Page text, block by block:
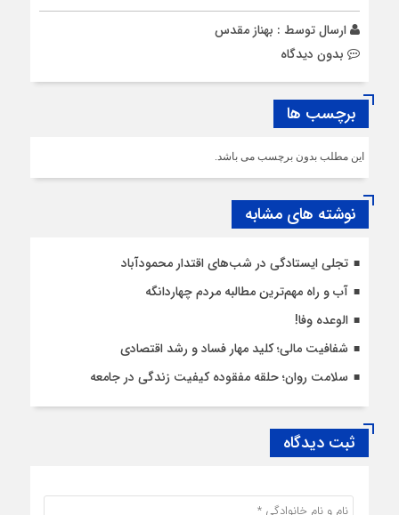
ارسال توسط : بهناز مقدس
بدون دیدگاه
برچسب ها
این مطلب بدون برچسب می باشد.
نوشته های مشابه
تجلی ایستادگی در شب‌های اقتدار محمودآباد
آب و راه مهم‌ترین مطالبه مردم چهاردانگه
الوعده وفا!
شفافیت مالی؛ کلید مهار فساد و رشد اقتصادی
سلامت روان؛ حلقه مفقوده کیفیت زندگی در جامعه
ثبت دیدگاه